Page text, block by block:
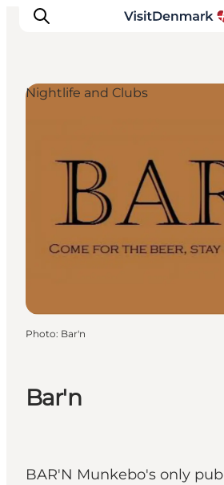
Destinations
Quoi faire
Hébergements
Planifiez votre voyage
Bar'n
BAR'N Munkebo's only pub
Nightlife and Clubs
Photo: Bar'n